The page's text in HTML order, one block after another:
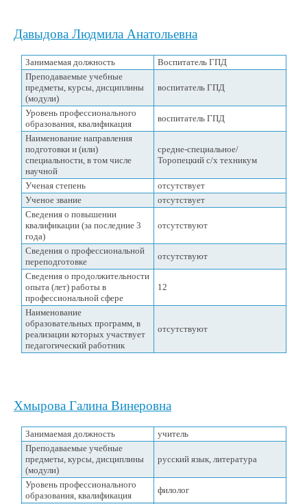
Давыдова Людмила Анатольевна
Занимаемая должность
Воспитатель ГПД
Преподаваемые учебные
предметы, курсы, дисциплины
(модули)
воспитатель ГПД
Уровень профессионального
образования, квалификация
воспитатель ГПД
Наименование направления
подготовки и (или)
специальности, в том числе
научной
средне-специальное/
Торопецкий с/х техникум
Ученая степень
отсутствует
Ученое звание
отсутствует
Сведения о повышении
квалификации (за последние 3
года)
отсутствуют
Сведения о профессиональной
переподготовке
отсутствуют
Сведения о продолжительности
опыта (лет) работы в
профессиональной сфере
12
Наименование
образовательных программ, в
реализации которых участвует
педагогический работник
отсутствуют
Хмырова Галина Винеровна
Занимаемая должность
учитель
Преподаваемые учебные
предметы, курсы, дисциплины
(модули)
русский язык, литература
Уровень профессионального
образования, квалификация
филолог